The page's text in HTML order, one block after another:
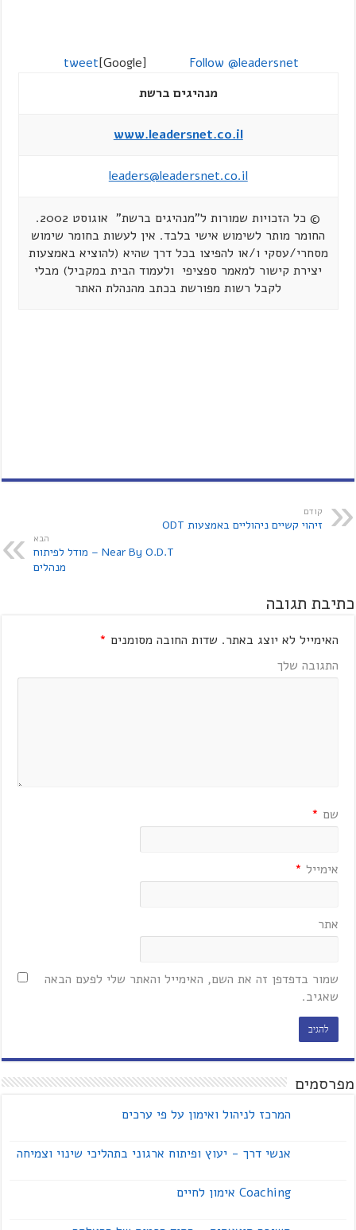
tweet[Google]
Follow @leadersnet
מנהיגים ברשת
www.leadersnet.co.il
leaders@leadersnet.co.il
© כל הזכויות שמורות ל"מנהיגים ברשת" אוגוסט 2002.
החומר מותר לשימוש אישי בלבד. אין לעשות בחומר שימוש
מסחרי/עסקי ו/או להפיצו בכל דרך שהיא (להוציא באמצעות
יצירת קישור למאמר ספציפי ולעמוד הבית במקביל) מבלי
לקבל רשות מפורשת בכתב מהנהלת האתר
קודם
זיהוי קשיים ניהוליים באמצעות ODT
הבא
Near By O.D.T – מודל לפיתוח
מנהלים
כתיבת תגובה
האימייל לא יוצג באתר. שדות החובה מסומנים *
התגובה שלך
שם *
אימייל *
אתר
שמור בדפדפן זה את השם, האימייל והאתר שלי לפעם הבאה
שאגיב.
מפרסמים
המרכז לניהול ואימון על פי ערכים
אנשי דרך - יעוץ ופיתוח ארגוני בתהליכי שינוי וצמיחה
Coaching אימון לחיים